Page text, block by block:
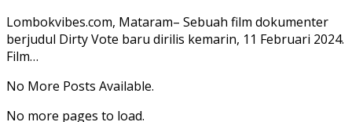
Lombokvibes.com, Mataram– Sebuah film dokumenter
berjudul Dirty Vote baru dirilis kemarin, 11 Februari 2024.
Film…
No More Posts Available.
No more pages to load.